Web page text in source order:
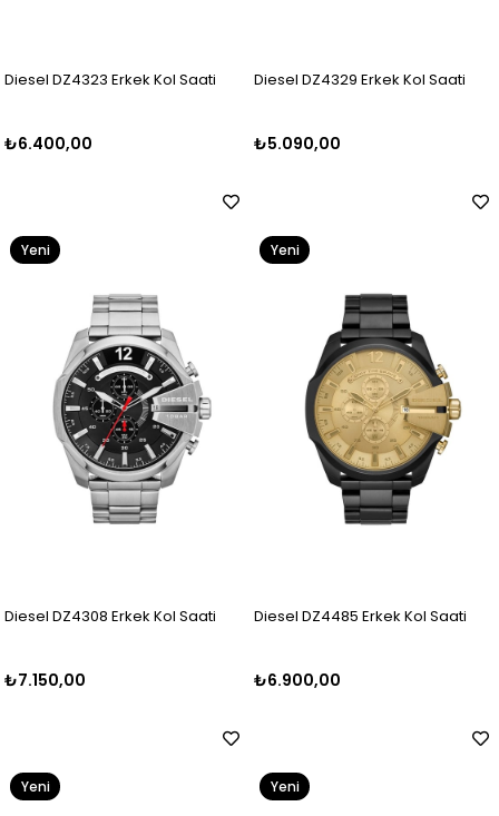
Diesel DZ4323 Erkek Kol Saati
₺6.400,00
Diesel DZ4329 Erkek Kol Saati
₺5.090,00
Diesel DZ4308 Erkek Kol Saati
₺7.150,00
Yeni
Diesel DZ4485 Erkek Kol Saati
₺6.900,00
Yeni
Yeni
Yeni